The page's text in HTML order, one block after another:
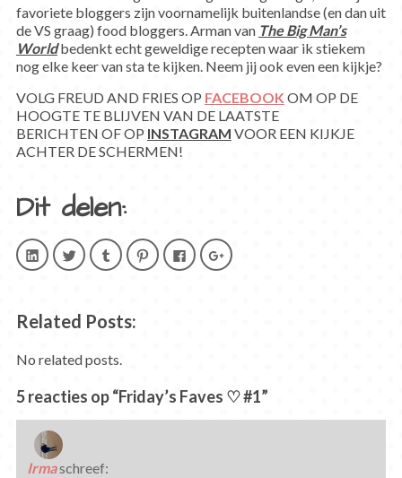
favoriete bloggers zijn voornamelijk buitenlandse (en dan uit
de VS graag) food bloggers. Arman van The Big Man’s
World bedenkt echt geweldige recepten waar ik stiekem
nog elke keer van sta te kijken. Neem jij ook even een kijkje?
VOLG FREUD AND FRIES OP FACEBOOK OM OP DE
HOOGTE TE BLIJVEN VAN DE LAATSTE
BERICHTEN OF OP INSTAGRAM VOOR EEN KIJKJE
ACHTER DE SCHERMEN!
Dit delen:
Klik
om
op
(Wordt
in
venster
geopend)
Klik
om
te
(Wordt
in
venster
geopend)
Klik
om
op
(Wordt
in
venster
geopend)
Klik
om
op
Klik
om
te
Klik
om
op
Related Posts:
No related posts.
5 reacties op “Friday’s Faves ♡ #1”
Irmaschreef: